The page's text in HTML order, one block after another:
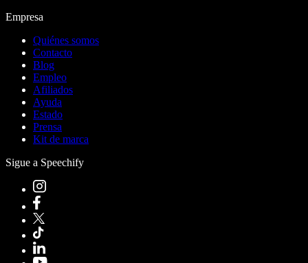
Empresa
Quiénes somos
Contacto
Blog
Empleo
Afiliados
Ayuda
Estado
Prensa
Kit de marca
Sigue a Speechify